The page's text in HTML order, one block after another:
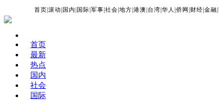
首页 |滚动 国内 国际 |军事 |社会 |地方 |港澳 台湾 |华人 |侨网 财经 |金融 |
首页
最新
热点
国内
社会
国际